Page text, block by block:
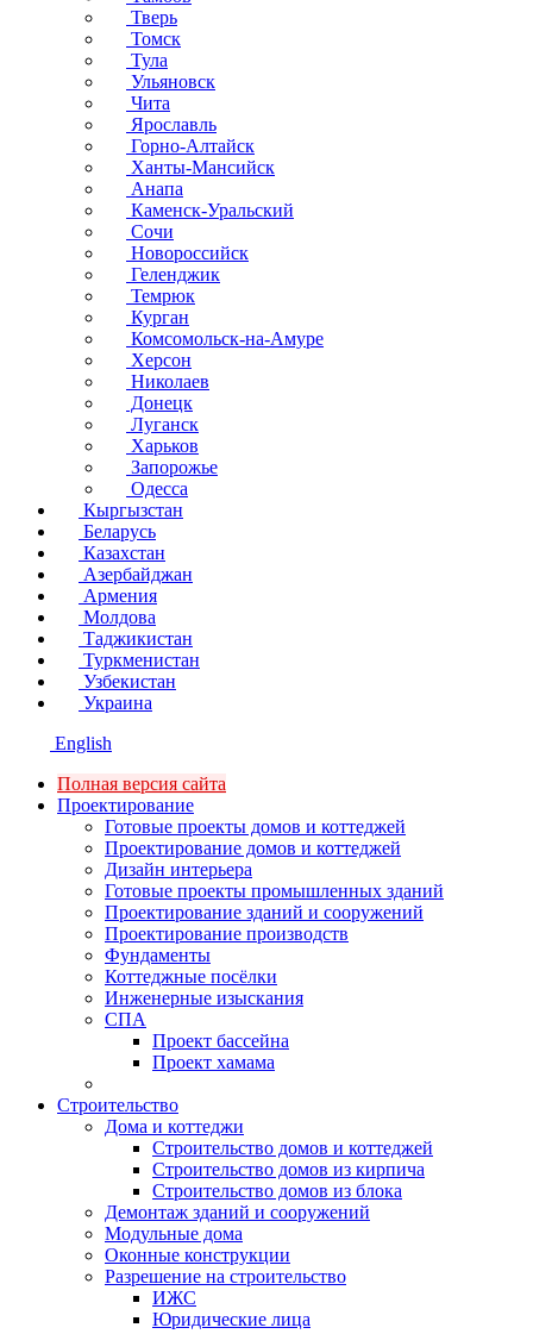
Тверь
Томск
Тула
Ульяновск
Чита
Ярославль
Горно-Алтайск
Ханты-Мансийск
Анапа
Каменск-Уральский
Сочи
Новороссийск
Геленджик
Темрюк
Курган
Комсомольск-на-Амуре
Херсон
Николаев
Донецк
Луганск
Харьков
Запорожье
Одесса
Кыргызстан
Беларусь
Казахстан
Азербайджан
Армения
Молдова
Таджикистан
Туркменистан
Узбекистан
Украина
English
Полная версия сайта
Проектирование
Готовые проекты домов и коттеджей
Проектирование домов и коттеджей
Дизайн интерьера
Готовые проекты промышленных зданий
Проектирование зданий и сооружений
Проектирование производств
Фундаменты
Коттеджные посёлки
Инженерные изыскания
СПА
Проект бассейна
Проект хамама
Строительство
Дома и коттеджи
Строительство домов и коттеджей
Строительство домов из кирпича
Строительство домов из блока
Демонтаж зданий и сооружений
Модульные дома
Оконные конструкции
Разрешение на строительство
ИЖС
Юридические лица